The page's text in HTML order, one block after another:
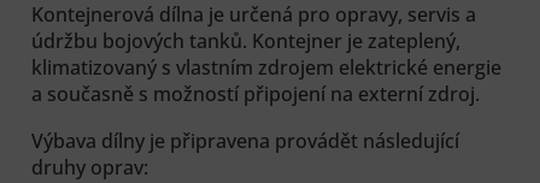
Kontejnerová dílna je určená pro opravy, servis a
údržbu bojových tanků. Kontejner je zateplený,
klimatizovaný s vlastním zdrojem elektrické energie
a současně s možností připojení na externí zdroj.
Výbava dílny je připravena provádět následující
druhy oprav: